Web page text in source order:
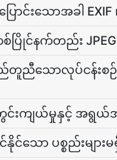
ြောင်းသောအခါ
စ်ပြိုင်နက်တည်း
ည်တူညီသောလုပ်ငန်း
င်းကျယ်မှုနှင့် အရွယ်အ
င်နိုင်သော ပစ္စည်း